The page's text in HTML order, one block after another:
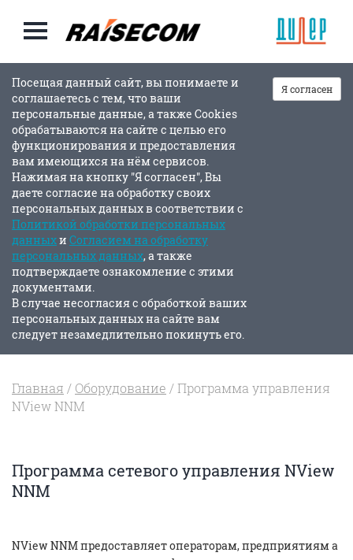
Посещая данный сайт, вы понимаете и
соглашаетесь с тем, что ваши
персональные данные, а также Cookies
обрабатываются на сайте с целью его
функционирования и предоставления
вам имеющихся на нём сервисов.
Нажимая на кнопку "Я согласен", Вы
даете согласие на обработку своих
персональных данных в соответствии с
Политикой обработки персональных
данныхи Согласием на обработку
персональных данных, а также
подтверждаете ознакомление с этими
документами.
В случае несогласия с обработкой ваших
персональных данных на сайте вам
следует незамедлительно покинуть его.
Я согласен
Главная / Оборудование / Программа управления
NView NNM
Программа сетевого управления NView
NNM
NView NNM предоставляет операторам, предприятиям а